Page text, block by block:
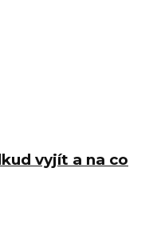
vyjít a na co